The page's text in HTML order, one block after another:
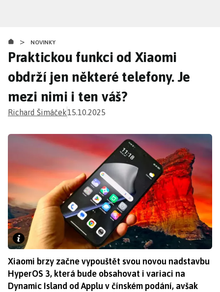
obsahu
> NOVINKY
Praktickou funkci od Xiaomi
obdrží jen některé telefony. Je
mezi nimi i ten váš?
Richard Šimáček15.10.2025
Xiaomi brzy začne vypouštět svou novou nadstavbu
HyperOS 3, která bude obsahovat i variaci na
Dynamic Island od Applu v čínském podání, avšak